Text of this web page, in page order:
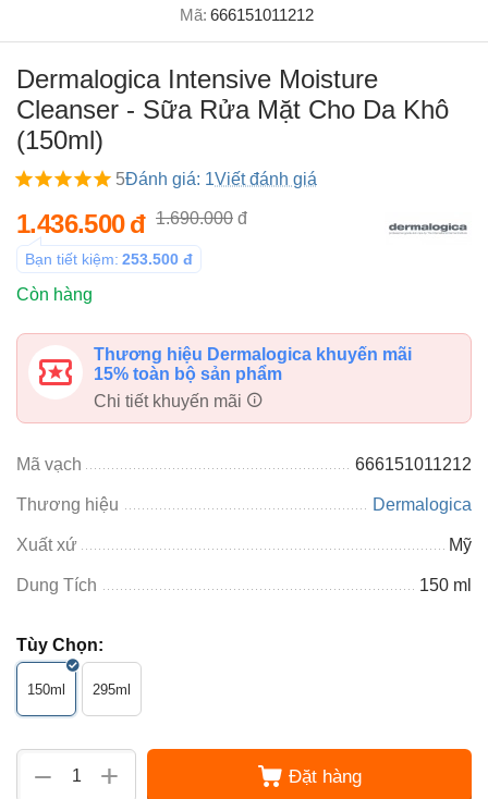
Mã: 666151011212
Dermalogica Intensive Moisture
Cleanser - Sữa Rửa Mặt Cho Da Khô
(150ml)
5Đánh giá: 1Viết đánh giá
1.436.500đ 1.690.000 đ
Bạn tiết kiệm: 253.500 đ
Còn hàng
Thương hiệu Dermalogica khuyến mãi
15% toàn bộ sản phẩm
Chi tiết khuyến mãi
Mã vạch 666151011212
Thương hiệu Dermalogica
Xuất xứ Mỹ
Dung Tích 150 ml
Tùy Chọn:
150ml 295ml
+
− Đặt hàng